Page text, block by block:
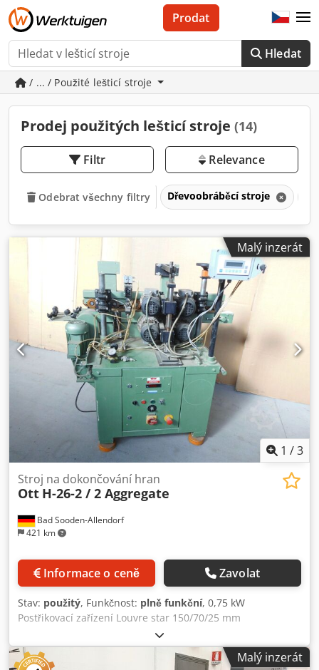
Hledat
Prodat
/ ... / Použité lešticí stroje
Prodej použitých lešticí stroje (14)
Filtr Relevance
Odebrat všechny filtry Dřevoobráběcí stroje
Malý inzerát
1 /3
Bad Sooden-Allendorf
421 km
Stroj na dokončování hran
Ott H-26-2 / 2 Aggregate
Informace o ceně Zavolat
Stav: použitý, Funkčnost: plně funkční, 0,75 kW
Postřikovací zařízení Louvre star 150/70/25 mm
sisal/kůže/plastová tkanina Žaluziová hvězda 150/70/25
mm sisal/plastová tkanina Příruby 70 mm zmenšené na 11
mm (2 ks) Kovové Horní ovládací panel 4 motory à 0,18 kW
Malý inzerát